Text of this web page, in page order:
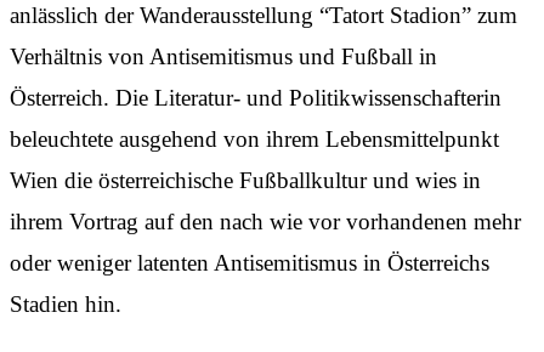
anlässlich der Wanderausstellung “Tatort Stadion” zum
Verhältnis von Antisemitismus und Fußball in
Österreich. Die Literatur- und Politikwissenschafterin
beleuchtete ausgehend von ihrem Lebensmittelpunkt
Wien die österreichische Fußballkultur und wies in
ihrem Vortrag auf den nach wie vor vorhandenen mehr
oder weniger latenten Antisemitismus in Österreichs
Stadien hin.